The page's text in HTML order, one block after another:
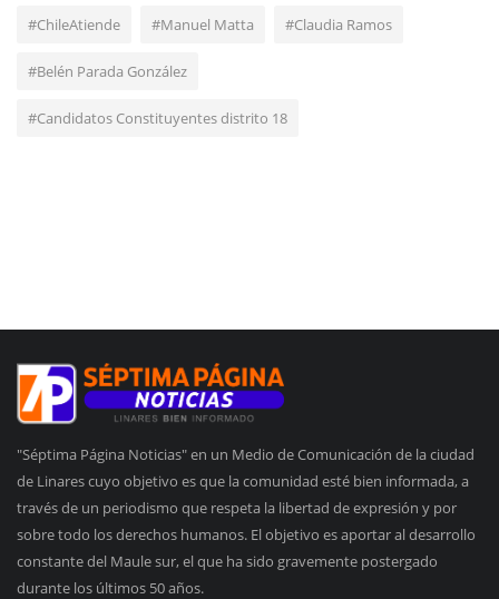
#ChileAtiende #Manuel Matta #Claudia Ramos
#Belén Parada González
#Candidatos Constituyentes distrito 18
"Séptima Página Noticias" en un Medio de Comunicación de la ciudad
de Linares cuyo objetivo es que la comunidad esté bien informada, a
través de un periodismo que respeta la libertad de expresión y por
sobre todo los derechos humanos. El objetivo es aportar al desarrollo
constante del Maule sur, el que ha sido gravemente postergado
durante los últimos 50 años.